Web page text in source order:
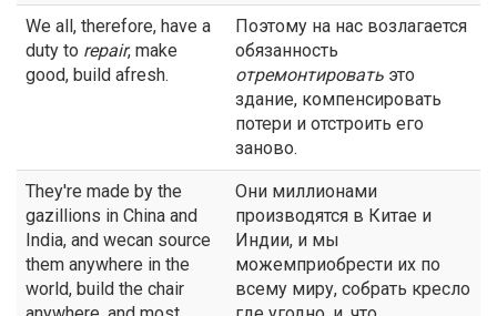
We all, therefore, have a
duty to repair, make
good, build afresh.
Поэтому на нас возлагается
обязанность
отремонтировать это
здание, компенсировать
потери и отстроить его
заново.
They're made by the
gazillions in China and
India, and wecan source
them anywhere in the
world, build the chair
Они миллионами
производятся в Китае и
Индии, и мы
можемприобрести их по
всему миру, собрать кресло